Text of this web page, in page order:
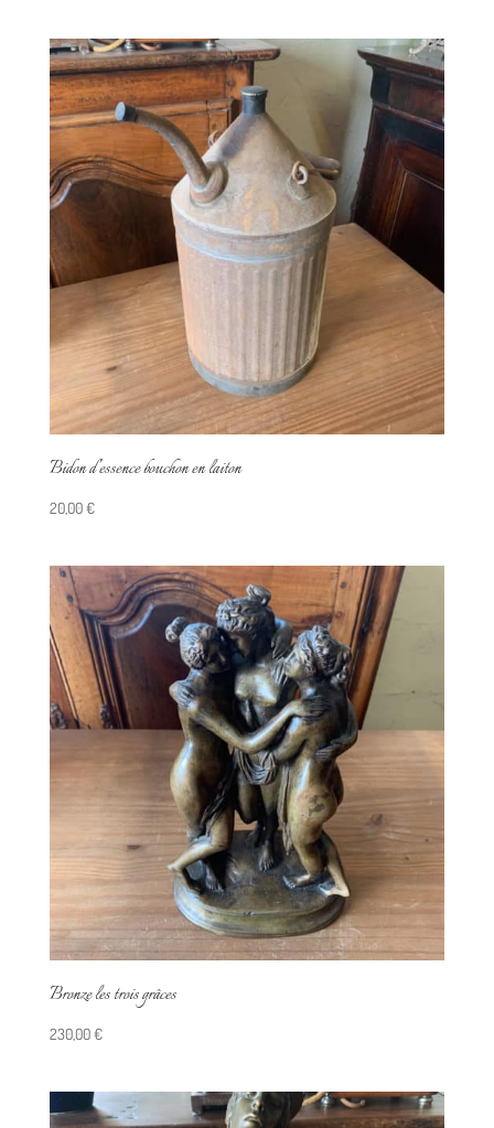
Bidon d’essence bouchon en laiton
20,00€
Bronze les trois grâces
230,00€